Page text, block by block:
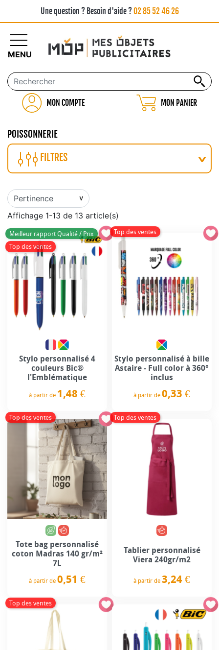
Une question ? Besoin d'aide ?02 85 52 46 26
MON COMPTE MON PANIER
MENU
POISSONNERIE
FILTRES
Affichage 1-13 de 13 article(s)
Meilleur rapport Qualité / Prix
Top des ventes
Stylo personnalisé 4
couleurs Bic®
l'Emblématique
à partir de 1,48 €
Top des ventes
Stylo personnalisé à bille
Astaire - Full color à 360°
inclus
à partir de 0,33 €
Top des ventes
Tote bag personnalisé
coton Madras 140 gr/m²
7L
à partir de 0,51 €
Top des ventes
Tablier personnalisé
Viera 240gr/m2
à partir de 3,24 €
Top des ventes